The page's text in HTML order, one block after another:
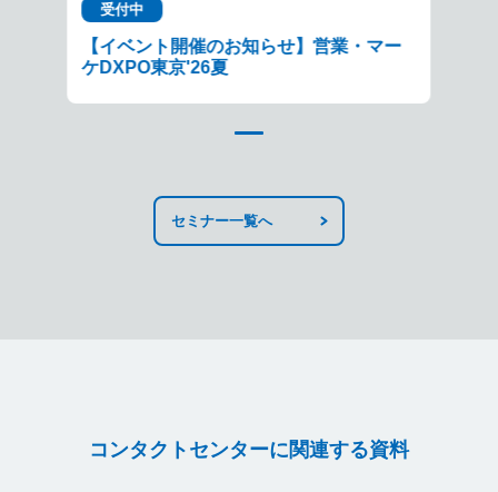
受付中
【イベント開催のお知らせ】営業・マー
ケDXPO東京'26夏
セミナー一覧へ
コンタクトセンターに関連する資料